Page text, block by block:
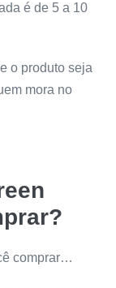
é de 5 a 10
o produto seja
mora no
comprar…